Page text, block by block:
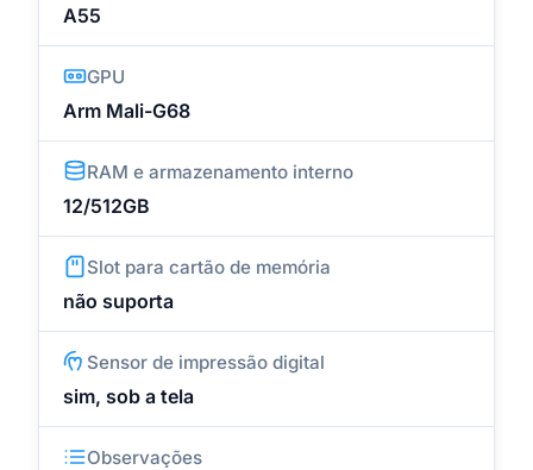
A55
GPU
Arm Mali-G68
RAM e armazenamento interno
12/512GB
Slot para cartão de memória
não suporta
Sensor de impressão digital
sim, sob a tela
Observações